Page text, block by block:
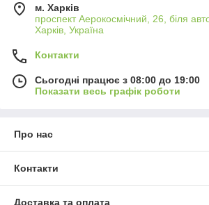
м. Харків
проспект Аерокосмічний, 26, біля
Харків, Україна
Контакти
Сьогодні працює з 08:00 до 19:00
Показати весь графік роботи
Про нас
Контакти
Доставка та оплата